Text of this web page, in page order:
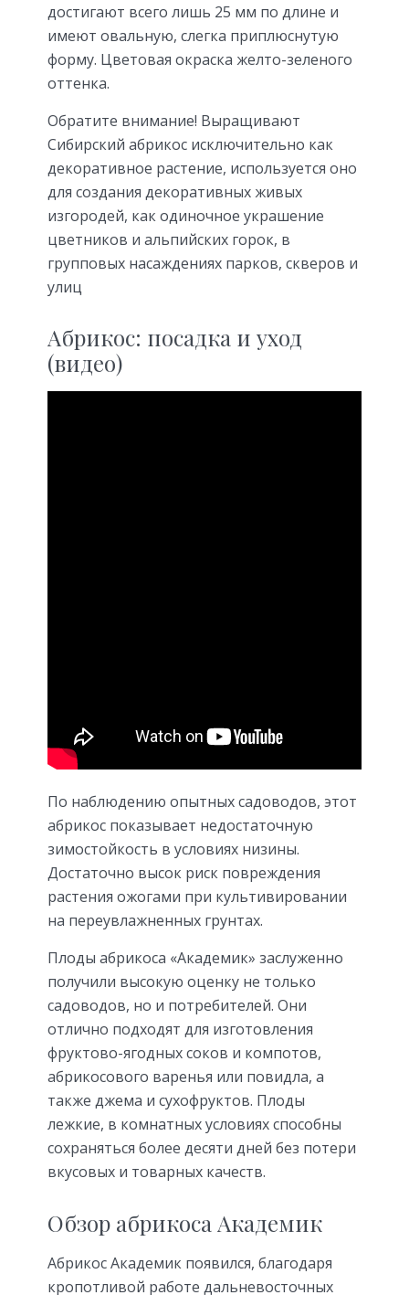
достигают всего лишь 25 мм по длине и
имеют овальную, слегка приплюснутую
форму. Цветовая окраска желто-зеленого
оттенка.
Обратите внимание! Выращивают
Сибирский абрикос исключительно как
декоративное растение, используется оно
для создания декоративных живых
изгородей, как одиночное украшение
цветников и альпийских горок, в
групповых насаждениях парков, скверов и
улиц
Абрикос: посадка и уход
(видео)
По наблюдению опытных садоводов, этот
абрикос показывает недостаточную
зимостойкость в условиях ни­зины.
Достаточно высок риск повреждения
растения ожогами при культивировании
на переувлажненных грунтах.
Плоды абрикоса «Академик» заслуженно
получили высокую оценку не только
садоводов, но и потребителей. Они
отлично подходят для изготовления
фруктово-ягодных соков и компотов,
абрикосового варенья или повидла, а
также джема и сухофруктов. Плоды
лежкие, в комнатных условиях способны
сохраняться более десяти дней без потери
вкусовых и товарных качеств.
Обзор абрикоса Академик
Абрикос Академик появился, благодаря
кропотливой работе дальневосточных